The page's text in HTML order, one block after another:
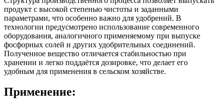
продукт с высокой степенью чистоты и заданными
параметрами, что особенно важно для удобрений. В
технологии предусмотрено использование современного
оборудования, аналогичного применяемому при выпуске
фосфорных солей и других удобрительных соединений.
Полученное вещество отличается стабильностью при
хранении и легко поддаётся дозировке, что делает его
удобным для применения в сельском хозяйстве.
Применение: